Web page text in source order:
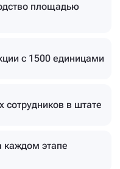
площадью
с 1500 единицами
сотрудников в штате
каждом этапе